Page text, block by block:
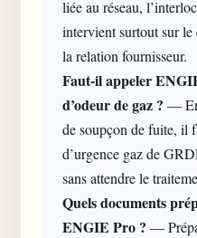
liée au réseau,
intervient surtout sur
la relation fournisseur.
Faut-il appeler
d’odeur de gaz ? —
de soupçon de fuite, il
d’urgence gaz de
sans attendre le
Quels documents
ENGIE Pro ? —